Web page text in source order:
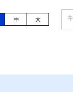
中 大